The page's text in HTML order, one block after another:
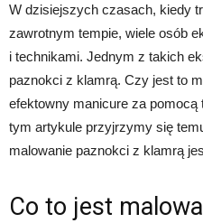
W dzisiejszych czasach, kiedy
zawrotnym tempie, wiele osób
i technikami. Jednym z takich
paznokci z klamrą. Czy jest to
efektowny manicure za pomocą
tym artykule przyjrzymy się
malowanie paznokci z klamrą
Co to jest